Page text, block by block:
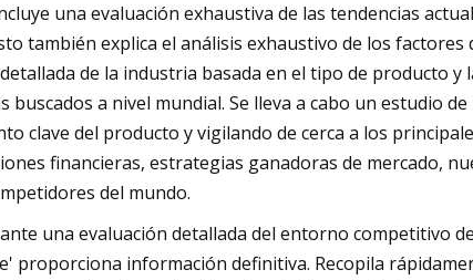
una evaluación exhaustiva de las tendencias
también explica el análisis exhaustivo de los
de la industria basada en el tipo de producto y
buscados a nivel mundial. Se lleva a cabo un estudio
clave del producto y vigilando de cerca a los
financieras, estrategias ganadoras de mercado,
del mundo.
una evaluación detallada del entorno competitivo
proporciona información definitiva. Recopila